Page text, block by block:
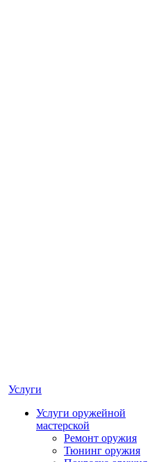
Услуги
Услуги оружейной
мастерской
Ремонт оружия
Тюнинг оружия